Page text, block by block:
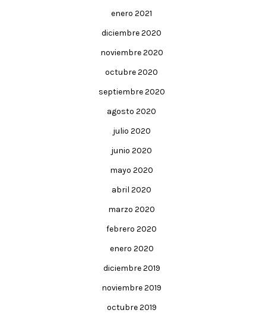
enero 2021
diciembre 2020
noviembre 2020
octubre 2020
septiembre 2020
agosto 2020
julio 2020
junio 2020
mayo 2020
abril 2020
marzo 2020
febrero 2020
enero 2020
diciembre 2019
noviembre 2019
octubre 2019